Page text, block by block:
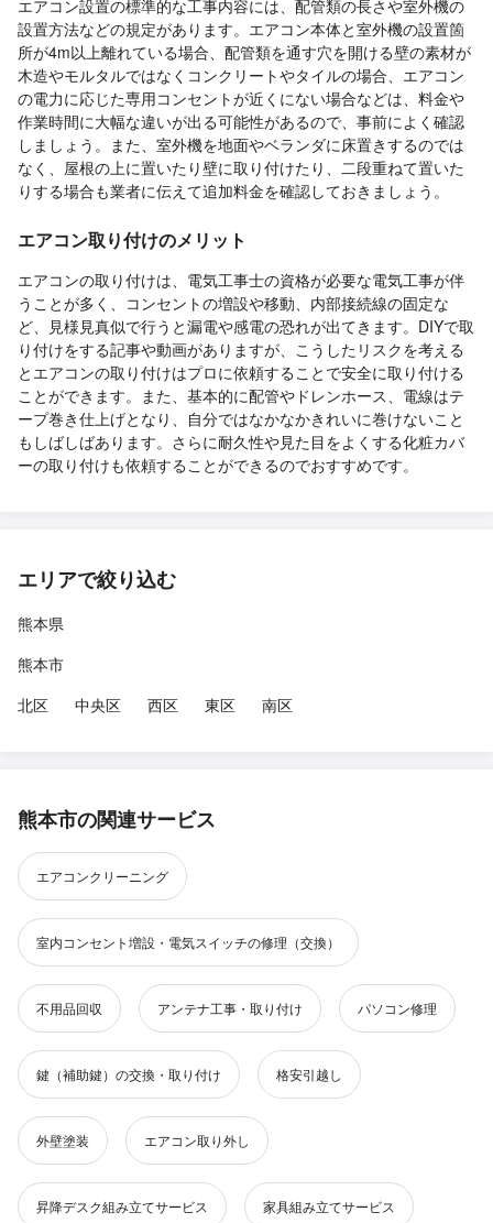
エアコン設置の標準的な工事内容には、配管類の長さや室外機の
設置方法などの規定があります。エアコン本体と室外機の設置箇
所が4m以上離れている場合、配管類を通す穴を開ける壁の素材が
木造やモルタルではなくコンクリートやタイルの場合、エアコン
の電力に応じた専用コンセントが近くにない場合などは、料金や
作業時間に大幅な違いが出る可能性があるので、事前によく確認
しましょう。また、室外機を地面やベランダに床置きするのでは
なく、屋根の上に置いたり壁に取り付けたり、二段重ねて置いた
りする場合も業者に伝えて追加料金を確認しておきましょう。
エアコン取り付けのメリット
エアコンの取り付けは、電気工事士の資格が必要な電気工事が伴
うことが多く、コンセントの増設や移動、内部接続線の固定な
ど、見様見真似で行うと漏電や感電の恐れが出てきます。DIYで取
り付けをする記事や動画がありますが、こうしたリスクを考える
とエアコンの取り付けはプロに依頼することで安全に取り付ける
ことができます。また、基本的に配管やドレンホース、電線はテ
ープ巻き仕上げとなり、自分ではなかなかきれいに巻けないこと
もしばしばあります。さらに耐久性や見た目をよくする化粧カバ
ーの取り付けも依頼することができるのでおすすめです。
エリアで絞り込む
熊本県
熊本市
北区
中央区 西区 東区 南区
熊本市の関連サービス
エアコンクリーニング
室内コンセント増設・電気スイッチの修理（交換）
不用品回収 アンテナ工事・取り付け パソコン修理
鍵（補助鍵）の交換・取り付け 格安引越し
外壁塗装 エアコン取り外し
昇降デスク組み立てサービス 家具組み立てサービス